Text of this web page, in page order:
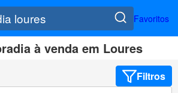
Favoritos
à venda em Loures
Filtros